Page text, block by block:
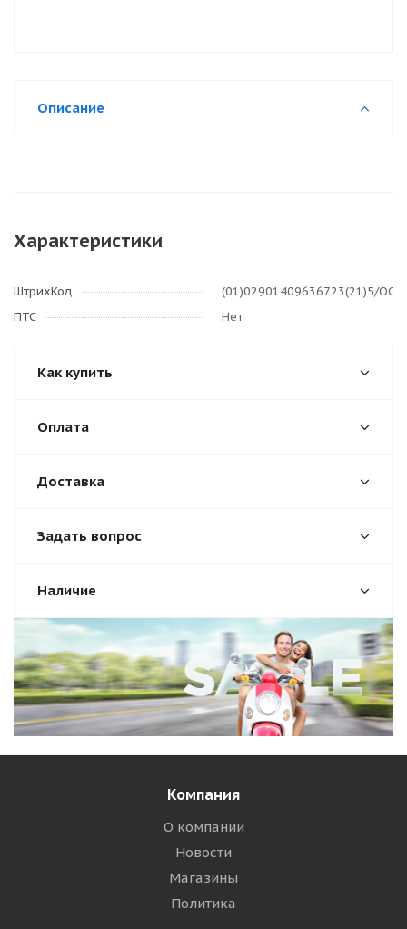
Описание
Характеристики
ШтрихКод
(01)02901409636723(21)5/
ПТС
Нет
Как купить
Оплата
Доставка
Задать вопрос
Наличие
Компания
О компании
Новости
Магазины
Политика